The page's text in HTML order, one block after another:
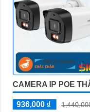
CAMERA IP POE
936,000 ₫